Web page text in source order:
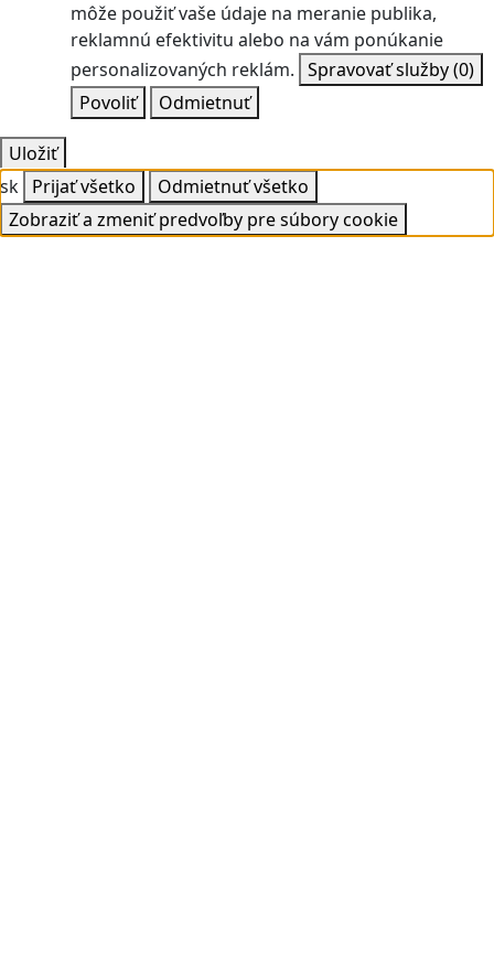
môže použiť vaše údaje na meranie publika,
reklamnú efektivitu alebo na vám ponúkanie
personalizovaných reklám. Spravovať služby(0)
Povoliť
Odmietnuť
Uložiť
sk Prijať všetko
Odmietnuť všetko
Zobraziť a zmeniť predvoľby pre súbory cookie